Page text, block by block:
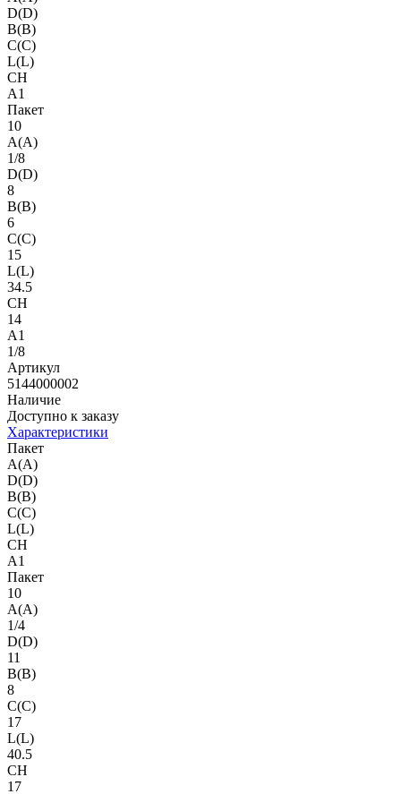
D(D)
B(B)
C(C)
L(L)
CH
A1
Пакет
10
A(A)
1/8
D(D)
8
B(B)
6
C(C)
15
L(L)
34.5
CH
14
A1
1/8
Артикул
5144000002
Наличие
Доступно к заказу
Характеристики
Пакет
A(A)
D(D)
B(B)
C(C)
L(L)
CH
A1
Пакет
10
A(A)
1/4
D(D)
11
B(B)
8
C(C)
17
L(L)
40.5
CH
17